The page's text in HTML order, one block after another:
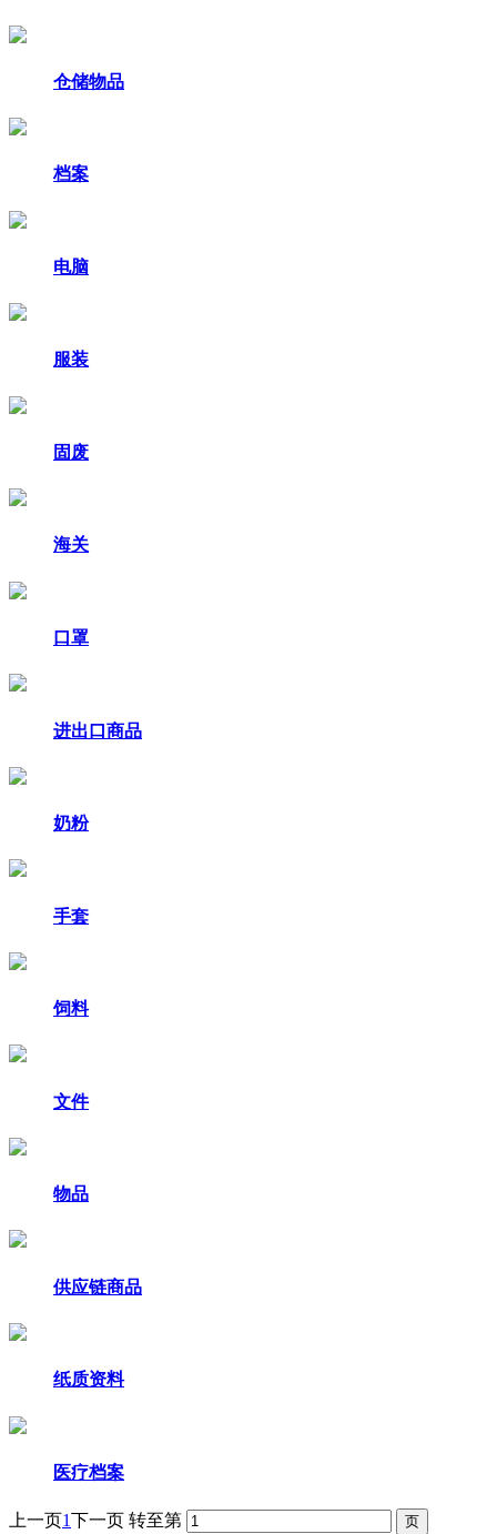
仓储物品
档案
电脑
服装
固废
海关
口罩
进出口商品
奶粉
手套
饲料
文件
物品
供应链商品
纸质资料
医疗档案
上一页1下一页 转至第